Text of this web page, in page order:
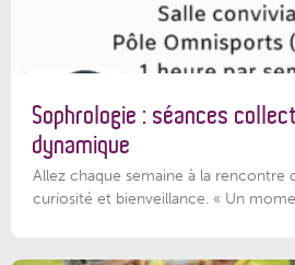
Sophrologie : séances
dynamique
Allez chaque semaine à la rencontre
curiosité et bienveillance. « Un